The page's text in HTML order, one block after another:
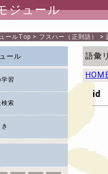
ジュール
ールTop > フスハー（正則語） >
ール
習
索
語彙
id